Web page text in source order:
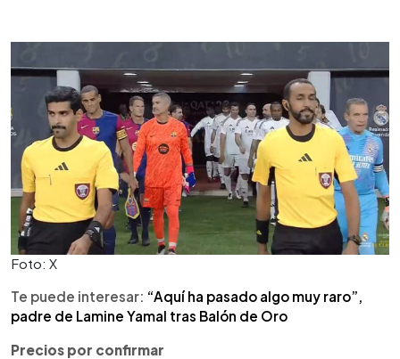
Foto: X
Te puede interesar: “Aquí ha pasado algo muy raro”,
padre de Lamine Yamal tras Balón de Oro
Precios por confirmar